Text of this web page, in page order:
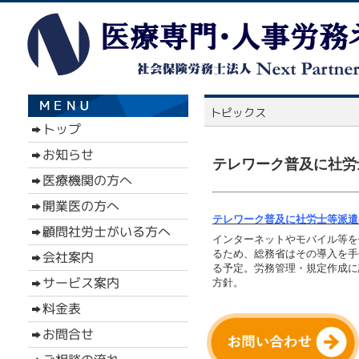
テレワーク普及に社
テレワーク普及に社労士等派
インターネットやモバイル等
るため、総務省はその導入を
る予定。労務管理・規定作成
方針。